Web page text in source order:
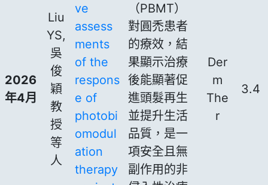
2026
年4月
Liu
YS,
吳
俊
穎
教
授
等
人
ve
assess
ments
of the
respons
e of
photobi
omodul
ation
therapy
（PBMT）
對圓禿患者
的療效，結
果顯示治療
後能顯著促
進頭髮再生
並提升生活
品質，是一
項安全且無
副作用的非
Der
m
The
r
3.4